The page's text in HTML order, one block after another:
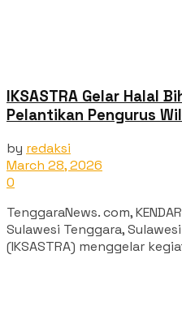
IKSASTRA Gelar Halal
Pelantikan Pengurus
by redaksi
March 28, 2026
0
TenggaraNews. com,
Sulawesi Tenggara,
(IKSASTRA) menggelar